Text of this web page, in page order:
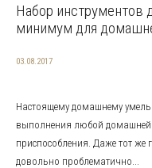
Набор инструментов
минимум для
03.08.2017
Настоящему домашнему
выполнения любой домашней
приспособления. Даже тот
довольно проблематично...